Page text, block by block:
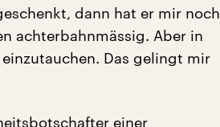
dann hat er mir noch
achterbahnmässig. Aber in
Das gelingt mir
einer